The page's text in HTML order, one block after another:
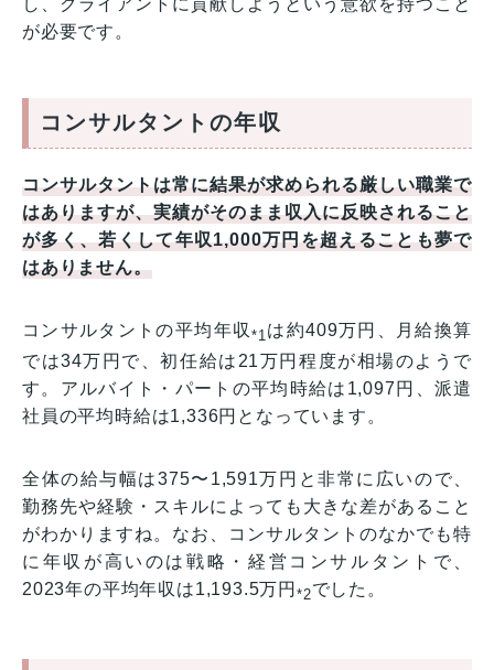
が必要です。
コンサルタントの年収
コンサルタントは常に結果が求められる厳しい職業で
はありますが、実績がそのまま収入に反映されること
が多く、若くして年収1,000万円を超えることも夢で
はありません。
コンサルタントの平均年収*1 は約409万円、月給換算
では34万円で、初任給は21万円程度が相場のようで
す。アルバイト・パートの平均時給は1,097円、派遣
社員の平均時給は1,336円となっています。
全体の給与幅は375〜1,591万円と非常に広いので、
勤務先や経験・スキルによっても大きな差があること
がわかりますね。なお、コンサルタントのなかでも特
に年収が高いのは戦略・経営コンサルタントで、
2023年の平均年収は1,193.5万円 *2でした。